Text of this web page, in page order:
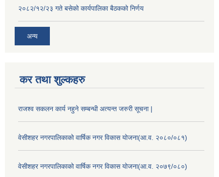
२०८२/१२/२३ गते बसेको कार्यपालिका बैठकको निर्णय
अन्य
कर तथा शुल्कहरु
राजश्व सकलन कार्य नहुने सम्बन्धी अत्यन्त जरुरी सूचना |
वेसीशहर नगरपालिकाको वार्षिक नगर विकास योजना(आ.व. २०८०/०८१)
वेसीशहर नगरपालिकाको वार्षिक नगर विकास योजना(आ.व. २०७९/०८०)